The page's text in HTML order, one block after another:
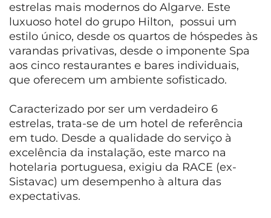
estrelas mais modernos do Algarve. Este
luxuoso hotel do grupo Hilton, possui um
estilo único, desde os quartos de hóspedes às
varandas privativas, desde o imponente Spa
aos cinco restaurantes e bares individuais,
que oferecem um ambiente sofisticado.
Caracterizado por ser um verdadeiro 6
estrelas, trata-se de um hotel de referência
em tudo. Desde a qualidade do serviço à
excelência da instalação, este marco na
hotelaria portuguesa, exigiu da RACE (ex-
Sistavac) um desempenho à altura das
expectativas.